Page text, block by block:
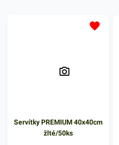
Servítky PREMIUM 40x40cm
žlté/50ks